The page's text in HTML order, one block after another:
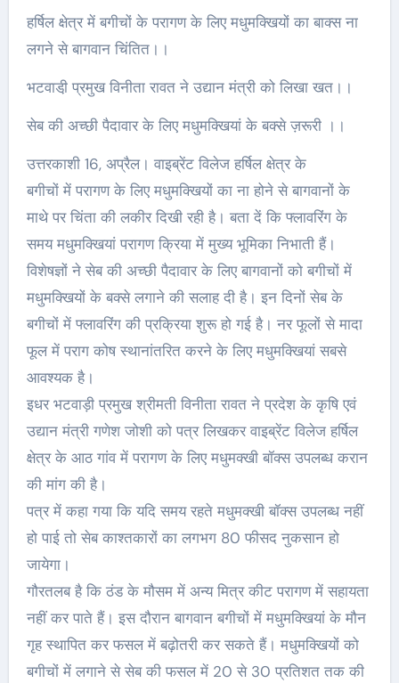
हर्षिल क्षेत्र में बगीचों के परागण के लिए मधुमक्खियों का बाक्स ना
लगने से बागवान चिंतित।।
भटवाडी़ प्रमुख विनीता रावत ने उद्यान मंत्री को लिखा खत।।
सेब की अच्छी पैदावार के लिए मधुमक्खियां के बक्से ज़रूरी ।।
उत्तरकाशी 16, अप्रैल। वाइब्रेंट विलेज हर्षिल क्षेत्र के
बगीचों में परागण के लिए मधुमक्खियों का ना होने से बागवानों के
माथे पर चिंता की लकीर दिखी रही है। बता दें कि फ्लावरिंग के
समय मधुमक्खियां परागण क्रिया में मुख्य भूमिका निभाती हैं।
विशेषज्ञों ने सेब की अच्छी पैदावार के लिए बागवानों को बगीचों में
मधुमक्खियों के बक्से लगाने की सलाह दी है। इन दिनों सेब के
बगीचों में फ्लावरिंग की प्रक्रिया शुरू हो गई है। नर फूलों से मादा
फूल में पराग कोष स्थानांतरित करने के लिए मधुमक्खियां सबसे
आवश्यक है।
इधर भटवाड़ी प्रमुख श्रीमती विनीता रावत ने प्रदेश के कृषि एवं
उद्यान मंत्री गणेश जोशी को पत्र लिखकर वाइब्रेंट विलेज हर्षिल
क्षेत्र के आठ गांव में परागण के लिए मधुमक्खी बॉक्स उपलब्ध करान
की मांग की है।
पत्र में कहा गया कि यदि समय रहते मधुमक्खी बॉक्स उपलब्ध नहीं
हो पाई तो सेब काश्तकारों का लगभग 80 फीसद नुकसान हो
जायेगा।
गौरतलब है कि ठंड के मौसम में अन्य मित्र कीट परागण में सहायता
नहीं कर पाते हैं। इस दौरान बागवान बगीचों में मधुमक्खियां के मौन
गृह स्थापित कर फसल में बढ़ोतरी कर सकते हैं। मधुमक्खियों को
बगीचों में लगाने से सेब की फसल में 20 से 30 प्रतिशत तक की